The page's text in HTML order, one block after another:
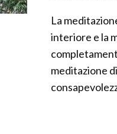
La
interiore e la
meditazione